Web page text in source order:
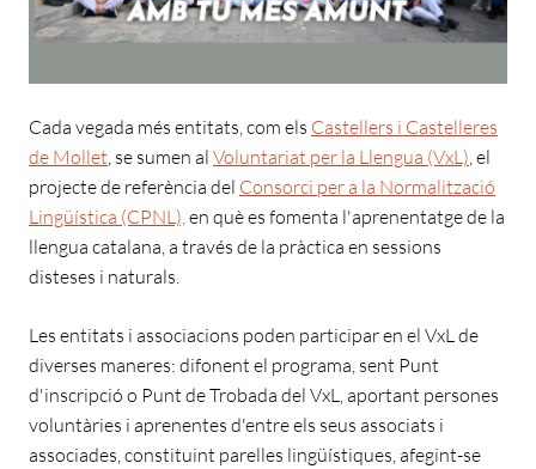
Cada vegada més entitats, com els Castellers i Castelleres
de Mollet, se sumen al Voluntariat per la Llengua (VxL), el
projecte de referència del Consorci per a la Normalització
Lingüística (CPNL),en què es fomenta l'aprenentatge de la
llengua catalana, a través de la pràctica en sessions
disteses i naturals.
Les entitats i associacions poden participar en el VxL de
diverses maneres: difonent el programa, sent Punt
d'inscripció o Punt de Trobada del VxL, aportant persones
voluntàries i aprenentes d'entre els seus associats i
associades, constituint parelles lingüístiques, afegint-se